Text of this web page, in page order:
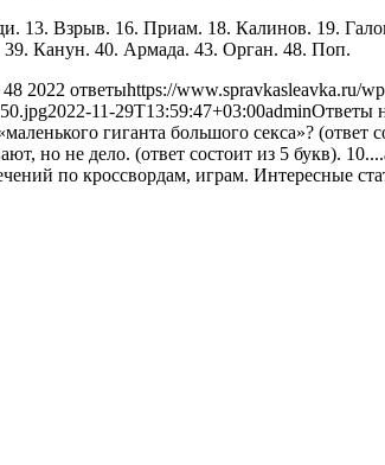
Взрыв. 16. Приам. 18. Калинов. 19.
39. Канун. 40. Армада. 43. Орган. 48. Поп.
2022 ответыhttps://www.spravkasleavka.ru/
2022-11-29T13:59:47+03:00adminОтветы
гиганта большого секса»? (ответ
но не дело. (ответ состоит из 5 букв). 10....